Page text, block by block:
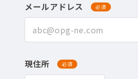
メールアドレス 必須
現住所 必須